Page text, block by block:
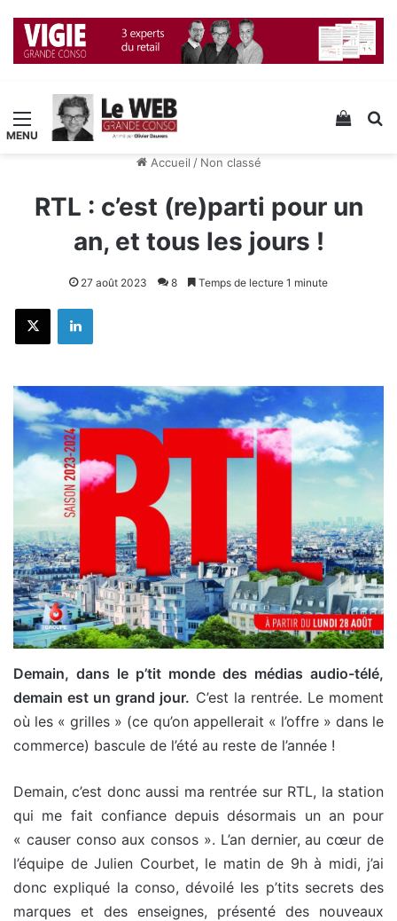
Menu Voir
Accueil / Non classé
RTL : c’est (re)parti pour un
an, et tous les jours !
27 août 2023 8 Temps de lecture 1 minute
X Linkedin
Demain, dans le p’tit monde des médias audio-télé,
demain est un grand jour. C’est la rentrée. Le moment
où les « grilles » (ce qu’on appellerait « l’offre » dans le
commerce) bascule de l’été au reste de l’année !
Demain, c’est donc aussi ma rentrée sur RTL, la station
qui me fait confiance depuis désormais un an pour
« causer conso aux consos ». L’an dernier, au cœur de
l’équipe de Julien Courbet, le matin de 9h à midi, j’ai
donc expliqué la conso, dévoilé les p’tits secrets des
marques et des enseignes, présenté des nouveaux